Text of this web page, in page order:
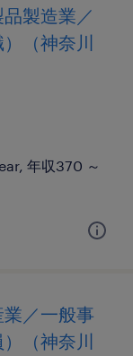
製造業／
（神奈川
年収370 ～
業／一般事
（神奈川